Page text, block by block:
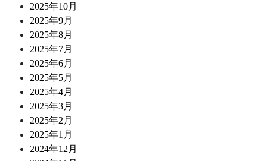
2025年10月
2025年9月
2025年8月
2025年7月
2025年6月
2025年5月
2025年4月
2025年3月
2025年2月
2025年1月
2024年12月